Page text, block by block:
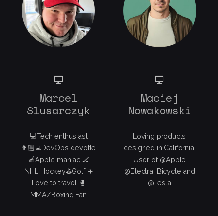
Marcel
Slusarczyk
💻Tech enthusiast
👨🏼‍💻DevOps devotte
🍎Apple maniac 🏒
NHL Hockey⛳️Golf ✈️
Love to travel 🥊
MMA/Boxing Fan
Maciej
Nowakowski
Loving products
designed in California.
User of @Apple
@Electra_Bicycle and
@Tesla